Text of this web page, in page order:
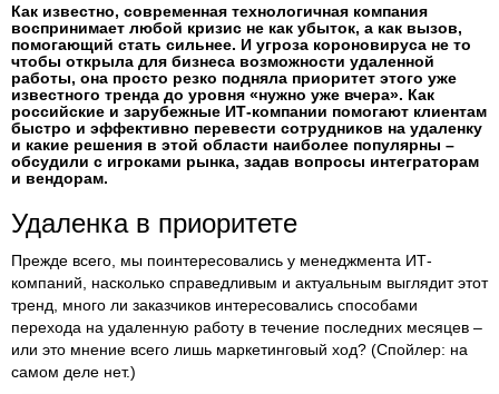
Как известно, современная технологичная компания
воспринимает любой кризис не как убыток, а как вызов,
помогающий стать сильнее. И угроза короновируса не то
чтобы открыла для бизнеса возможности удаленной
работы, она просто резко подняла приоритет этого уже
известного тренда до уровня «нужно уже вчера». Как
российские и зарубежные ИТ-компании помогают клиентам
быстро и эффективно перевести сотрудников на удаленку
и какие решения в этой области наиболее популярны –
обсудили с игроками рынка, задав вопросы интеграторам
и вендорам.
Удаленка в приоритете
Прежде всего, мы поинтересовались у менеджмента ИТ-
компаний, насколько справедливым и актуальным выглядит этот
тренд, много ли заказчиков интересовались способами
перехода на удаленную работу в течение последних месяцев –
или это мнение всего лишь маркетинговый ход? (Спойлер: на
самом деле нет.)